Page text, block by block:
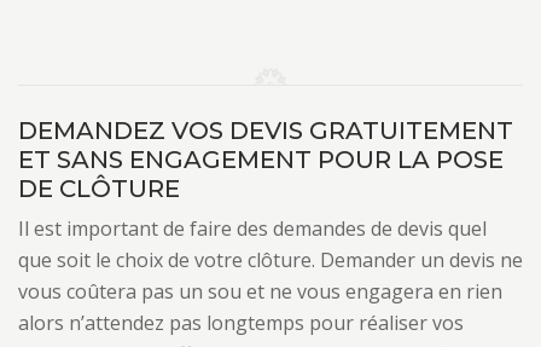
DEMANDEZ VOS DEVIS GRATUITEMENT
ET SANS ENGAGEMENT POUR LA POSE
DE CLÔTURE
Il est important de faire des demandes de devis quel
que soit le choix de votre clôture. Demander un devis ne
vous coûtera pas un sou et ne vous engagera en rien
alors n’attendez pas longtemps pour réaliser vos